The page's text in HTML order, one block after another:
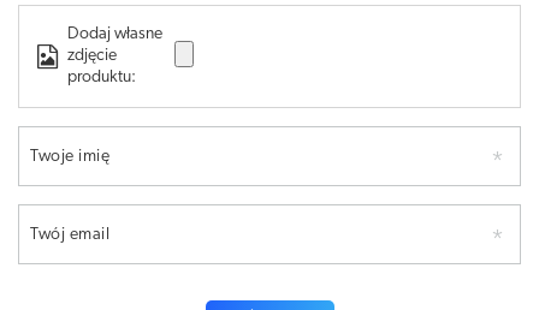
Dodaj własne
zdjęcie
produktu:
Twoje imię
Twój email